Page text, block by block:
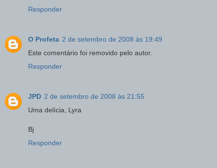
Responder
O Profeta 2 de setembro de 2008 às 19:49
Este comentário foi removido pelo autor.
Responder
JPD 2 de setembro de 2008 às 21:55
Uma delícia, Lyra
Bj
Responder